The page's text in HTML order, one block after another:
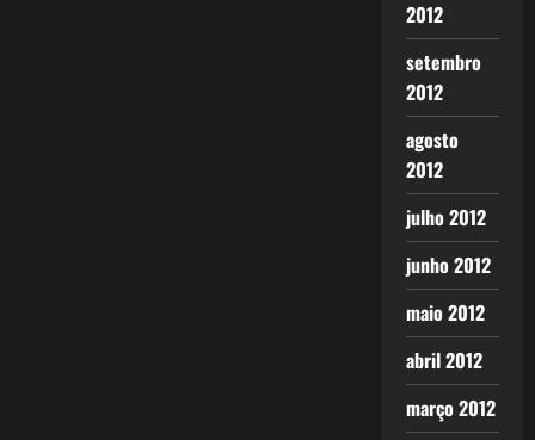
2012
setembro
2012
agosto
2012
julho 2012
junho 2012
maio 2012
abril 2012
março 2012